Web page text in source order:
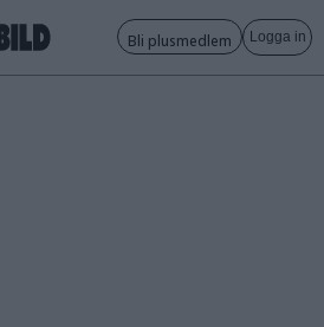
Bli plusmedlem Logga in